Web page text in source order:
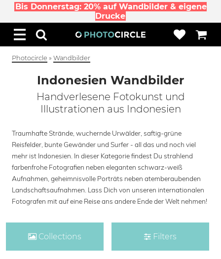
Bis Donnerstag: 20% auf Wandbilder & eigene
Drucke
Photocircle » Wandbilder
Indonesien Wandbilder
Handverlesene Fotokunst und
Illustrationen aus Indonesien
Traumhafte Strände, wuchernde Urwälder, saftig-grüne
Reisfelder, bunte Gewänder und Surfer - all das und noch viel
mehr ist Indonesien. In dieser Kategorie findest Du strahlend
farbenfrohe Fotografien neben eleganten schwarz-weiß
Aufnahmen, geheimnisvolle Porträts neben atemberaubenden
Landschaftsaufnahmen. Lass Dich von unseren internationalen
Fotografen mit auf eine Reise ans andere Ende der Welt nehmen!
Collections Filters